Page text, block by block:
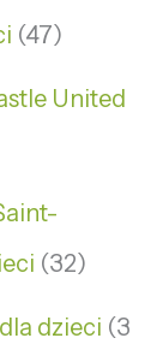
47
United
32
dzieci 3